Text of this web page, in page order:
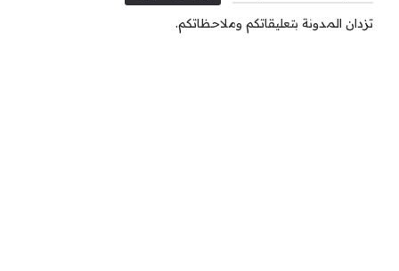
تزدان المدونة بتعليقاتكم وملاحظاتكم.